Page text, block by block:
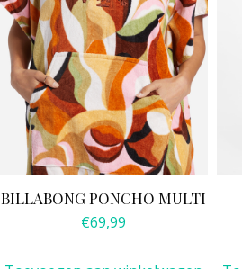
BILLABONG PONCHO MULTI
€69,99